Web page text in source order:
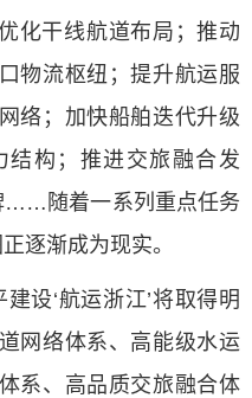
化干线航道布局；推动
物流枢纽；提升航运服
络；加快船舶迭代升级
结构；推进交旅融合发
……随着一系列重点任务
逐渐成为现实。
设‘航运浙江’将取得明
网络体系、高能级水运
系、高品质交旅融合体